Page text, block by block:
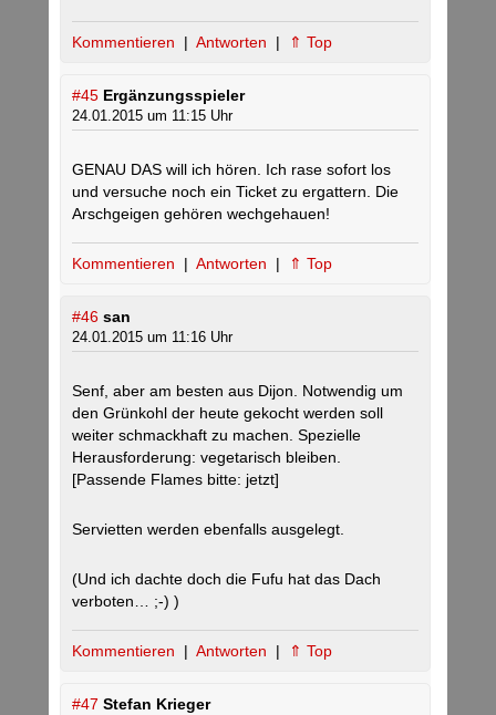
Kommentieren | Antworten | ⇑ Top
#45 Ergänzungsspieler
24.01.2015 um 11:15 Uhr
GENAU DAS will ich hören. Ich rase sofort los
und versuche noch ein Ticket zu ergattern. Die
Arschgeigen gehören wechgehauen!
Kommentieren | Antworten | ⇑ Top
#46 san
24.01.2015 um 11:16 Uhr
Senf, aber am besten aus Dijon. Notwendig um
den Grünkohl der heute gekocht werden soll
weiter schmackhaft zu machen. Spezielle
Herausforderung: vegetarisch bleiben.
[Passende Flames bitte: jetzt]
Servietten werden ebenfalls ausgelegt.
(Und ich dachte doch die Fufu hat das Dach
verboten… ;-) )
Kommentieren | Antworten | ⇑ Top
#47 Stefan Krieger